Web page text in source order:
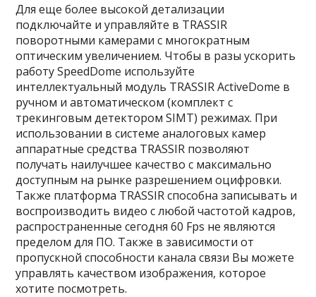
Для еще более высокой детализации
подключайте и управляйте в TRASSIR
поворотными камерами с многократным
оптическим увеличением. Чтобы в разы ускорить
работу SpeedDome используйте
интеллектуальный модуль TRASSIR ActiveDome в
ручном и автоматическом (комплект с
трекинговым детектором SIMT) режимах. При
использовании в системе аналоговых камер
аппаратные средства TRASSIR позволяют
получать наилучшее качество с максимально
доступным на рынке разрешением оцифровки.
Также платформа TRASSIR способна записывать и
воспроизводить видео с любой частотой кадров,
распространенные сегодня 60 Fps не являются
пределом для ПО. Также в зависимости от
пропускной способности канала связи Вы можете
управлять качеством изображения, которое
хотите посмотреть.